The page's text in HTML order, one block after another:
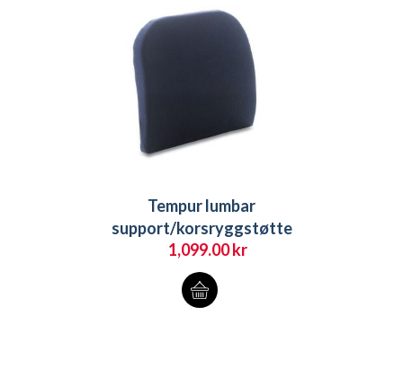
Tempur lumbar
support/korsryggstøtte
1,099.00kr